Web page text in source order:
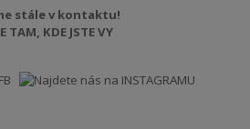
stále v kontaktu!
TAM, KDE JSTE VY